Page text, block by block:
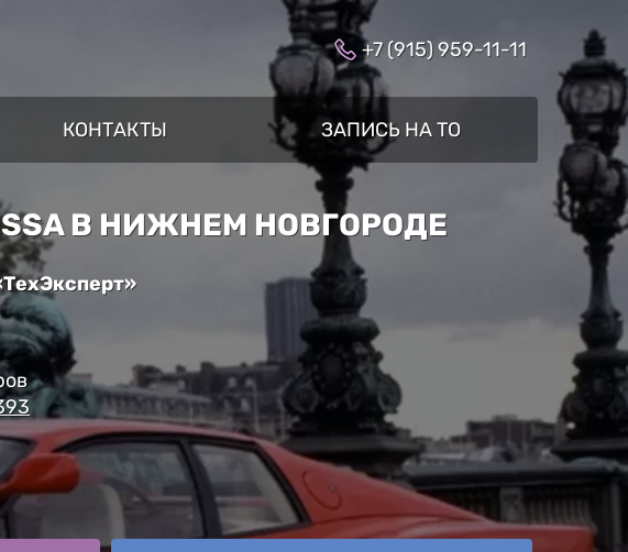
+7 (915) 959-11-11
КОНТАКТЫ ЗАПИСЬ НА ТО
В НИЖНЕМ НОВГОРОДЕ